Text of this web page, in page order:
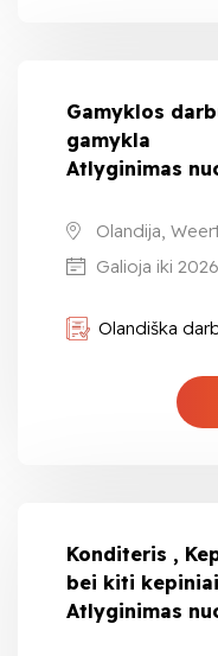
Gamyklos
gamykla
Atlyginimas
Olandija,
Galioja iki
Olandiška
Konditeris ,
bei kiti kepiniai
Atlyginimas